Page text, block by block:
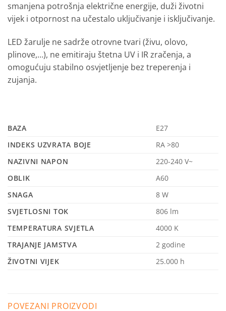
smanjena potrošnja električne energije, duži životni
vijek i otpornost na učestalo uključivanje i isključivanje.
LED žarulje ne sadrže otrovne tvari (živu, olovo,
plinove,…), ne emitiraju štetna UV i IR zračenja, a
omogućuju stabilno osvjetljenje bez treperenja i
zujanja.
BAZA
E27
INDEKS UZVRATA BOJE
RA >80
NAZIVNI NAPON
220-240 V~
OBLIK
A60
SNAGA
8 W
SVJETLOSNI TOK
806 lm
TEMPERATURA SVJETLA
4000 K
TRAJANJE JAMSTVA
2 godine
ŽIVOTNI VIJEK
25.000 h
POVEZANI PROIZVODI